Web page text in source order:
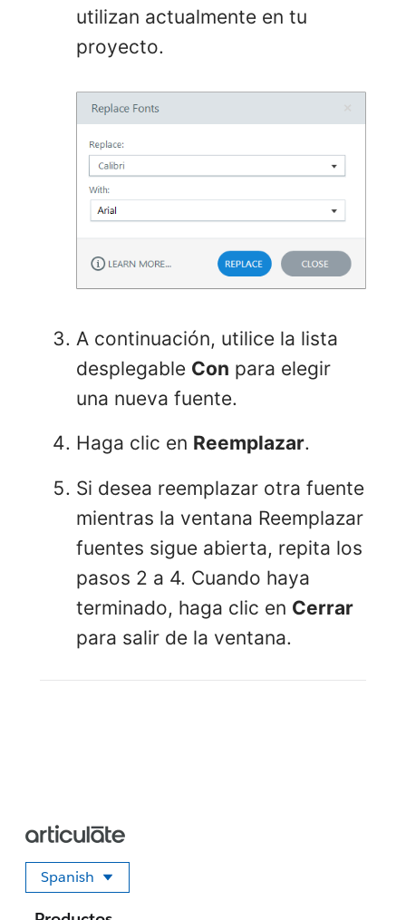
utilizan actualmente en tu
proyecto.
A continuación, utilice la lista
desplegable Con para elegir
una nueva fuente.
Haga clic en Reemplazar.
Si desea reemplazar otra fuente
mientras la ventana Reemplazar
fuentes sigue abierta, repita los
pasos 2 a 4. Cuando haya
terminado, haga clic en Cerrar
para salir de la ventana.
Spanish
Seleccione su idioma